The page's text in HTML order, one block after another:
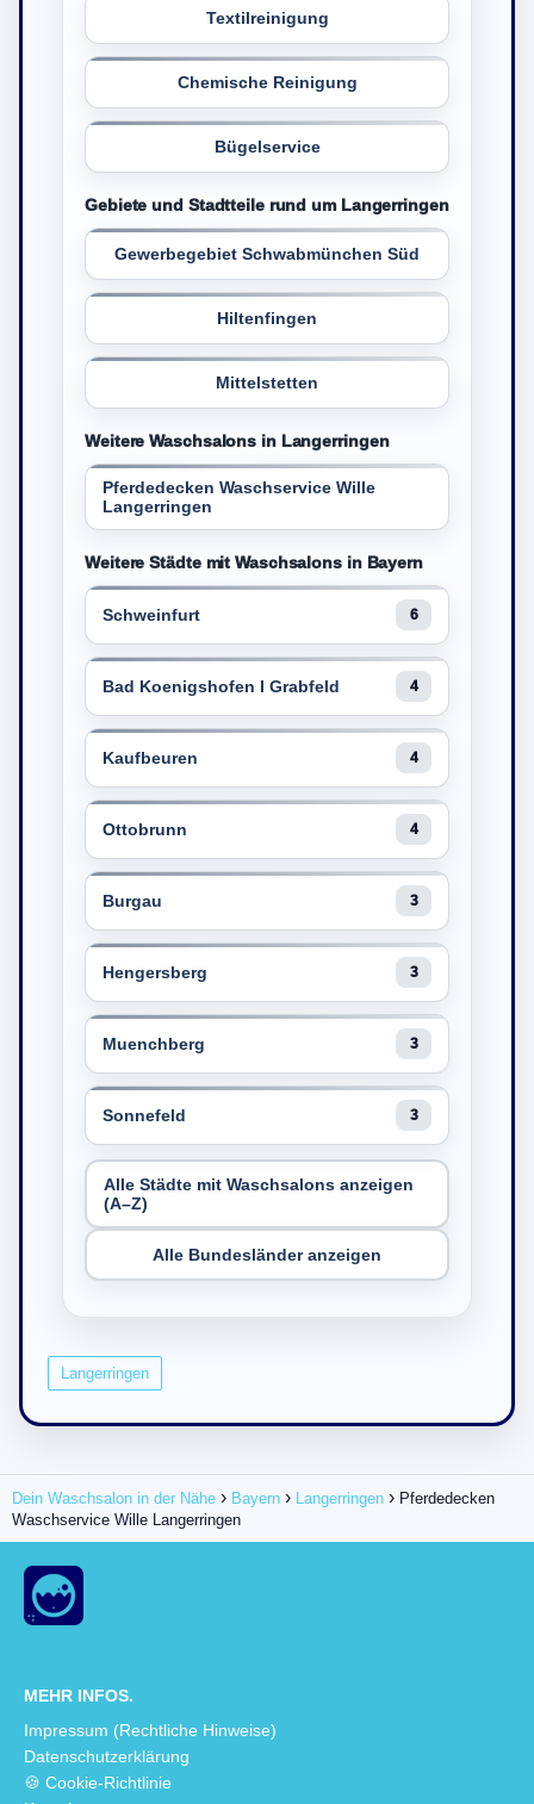
Textilreinigung
Chemische Reinigung
Bügelservice
Gebiete und Stadtteile rund um Langerringen
Gewerbegebiet Schwabmünchen Süd
Hiltenfingen
Mittelstetten
Weitere Waschsalons in Langerringen
Pferdedecken Waschservice Wille
Langerringen
Weitere Städte mit Waschsalons in Bayern
Schweinfurt 6
Bad Koenigshofen I Grabfeld 4
Kaufbeuren 4
Ottobrunn 4
Burgau 3
Hengersberg 3
Muenchberg 3
Sonnefeld 3
Alle Städte mit Waschsalons anzeigen
(A–Z)
Alle Bundesländer anzeigen
Langerringen
Dein Waschsalon in der Nähe Bayern Langerringen
Pferdedecken
Waschservice Wille Langerringen
MEHR INFOS.
Impressum (Rechtliche Hinweise)
Datenschutzerklärung
🍪 Cookie-Richtlinie